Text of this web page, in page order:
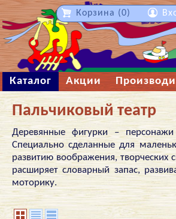
Каталог Акции
Пальчиковый театр
Деревянные фигурки –
Специально сделанные для
развитию воображения, творческих
расширяет словарный запас,
моторику.
Корзина (0)